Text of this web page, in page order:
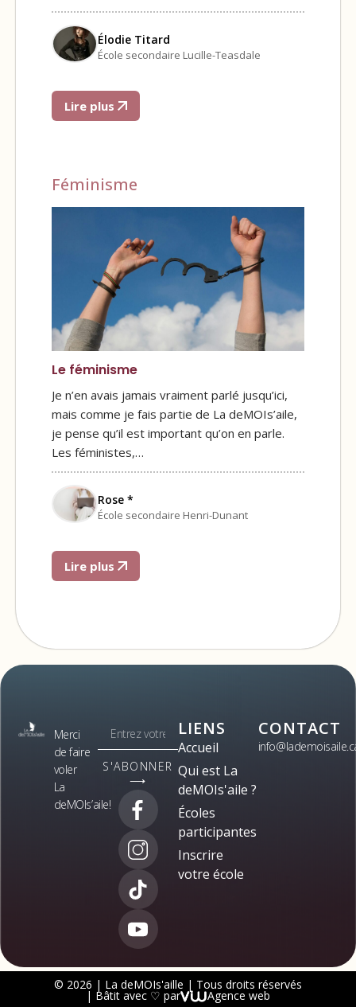
Élodie Titard
École secondaire Lucille-Teasdale
Lire plus
Féminisme
Le féminisme
Je n’en avais jamais vraiment parlé jusqu’ici,
mais comme je fais partie de La deMOIs’aile,
je pense qu’il est important qu’on en parle.
Les féministes,…
Rose *
École secondaire Henri-Dunant
Lire plus
Merci
de faire
voler
La
deMOIs’aile!
S'ABONNER
⟶
LIENS
Accueil
Qui est La
deMOIs'aile ?
Écoles
participantes
Inscrire
votre école
CONTACT
© 2026 | La deMOIs'aille | Tous droits réservés
| Bâtit avec ♡ par Agence web